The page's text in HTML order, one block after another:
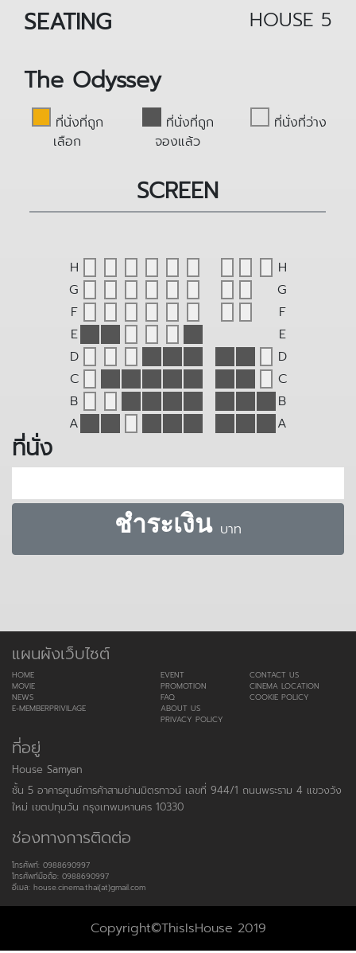
SEATING HOUSE 5
The Odyssey
ที่นั่งที่ถูก
เลือก
ที่นั่งที่ถูก
จองแล้ว
ที่นั่งที่ว่าง
SCREEN
H
H
G
G
F
F
E
E
D
D
C
C
B
B
A
A
ที่นั่ง
ชำระเงิน บาท
แผนผังเว็บไซต์
HOME
MOVIE
NEWS
E-MEMBERPRIVILAGE
EVENT
PROMOTION
FAQ
ABOUT US
PRIVACY POLICY
CONTACT US
CINEMA LOCATION
COOKIE POLICY
ที่อยู่
House Samyan
ชั้น 5 อาคารศูนย์การค้าสามย่านมิตรทาวน์ เลขที่ 944/1 ถนนพระราม 4 แขวงวัง
ใหม่ เขตปทุมวัน กรุงเทพมหานคร 10330
ช่องทางการติดต่อ
โทรศัพท์: 0988690997
โทรศัพท์มือถือ: 0988690997
อีเมล: house.cinema.thai(at)gmail.com
Copyright©ThisIsHouse 2019